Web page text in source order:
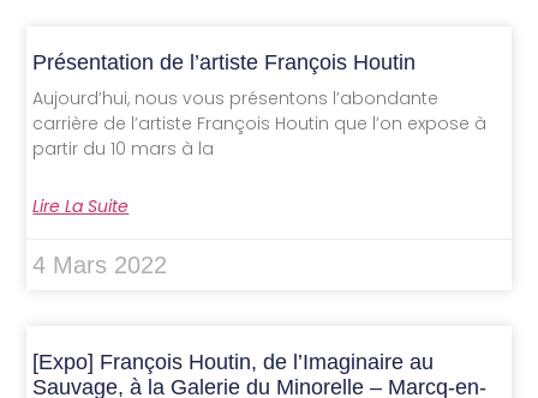
Présentation de l’artiste François Houtin
Aujourd’hui, nous vous présentons l’abondante
carrière de l’artiste François Houtin que l’on expose à
partir du 10 mars à la
Lire La Suite
4 Mars 2022
[Expo] François Houtin, de l’Imaginaire au
Sauvage, à la Galerie du Minorelle – Marcq-en-